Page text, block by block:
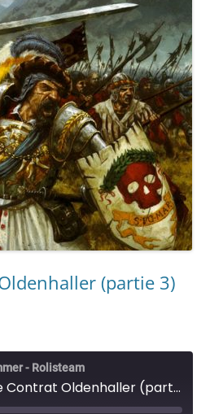
(partie 3)
- Rolisteam
Warhammer - Épisode 3 - Le Contrat Oldenhaller (partie 3)